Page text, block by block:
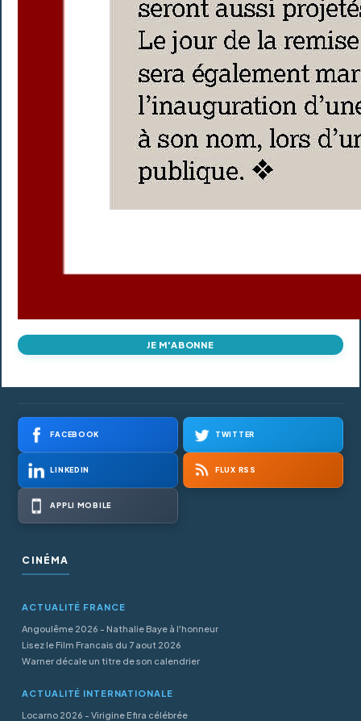
JE M'ABONNE
FACEBOOK TWITTER
LINKEDIN FLUX RSS
APPLI MOBILE
CINÉMA
ACTUALITÉ FRANCE
Angoulême 2026 - Nathalie Baye à l'honneur
Lisez le Film Francais du 7 aout 2026
Warner décale un titre de son calendrier
ACTUALITÉ INTERNATIONALE
Locarno 2026 - Virigine Efira célébrée